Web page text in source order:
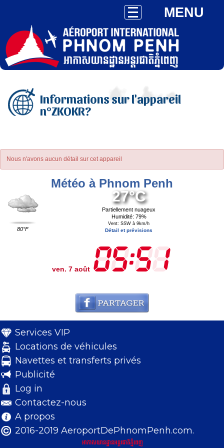
MENU
Informations sur l'appareil
n°ZKOKR?
Nous n'avons aucun détail sur cet appareil
Météo à Phnom Penh
80°F
27°C
Partiellement nuageux
Humidité: 79%
Vent: SSW à 9km/h
Détail et prévisions
ven. 7 août
Services VIP
Locations de véhicules
Navettes et transferts privés
Publicité
Log in
Contactez-nous
A propos
2016-2019 AeroportDePhnomPenh.com.